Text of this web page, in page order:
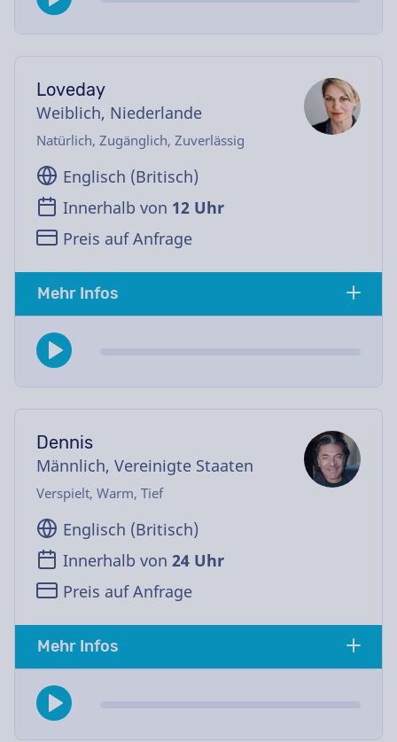
Loveday
Weiblich, Niederlande
Natürlich, Zugänglich, Zuverlässig
Englisch (Britisch)
Innerhalb von 12 Uhr
Preis auf Anfrage
Mehr Infos
Dennis
Männlich, Vereinigte Staaten
Verspielt, Warm, Tief
Englisch (Britisch)
Innerhalb von 24 Uhr
Preis auf Anfrage
Mehr Infos